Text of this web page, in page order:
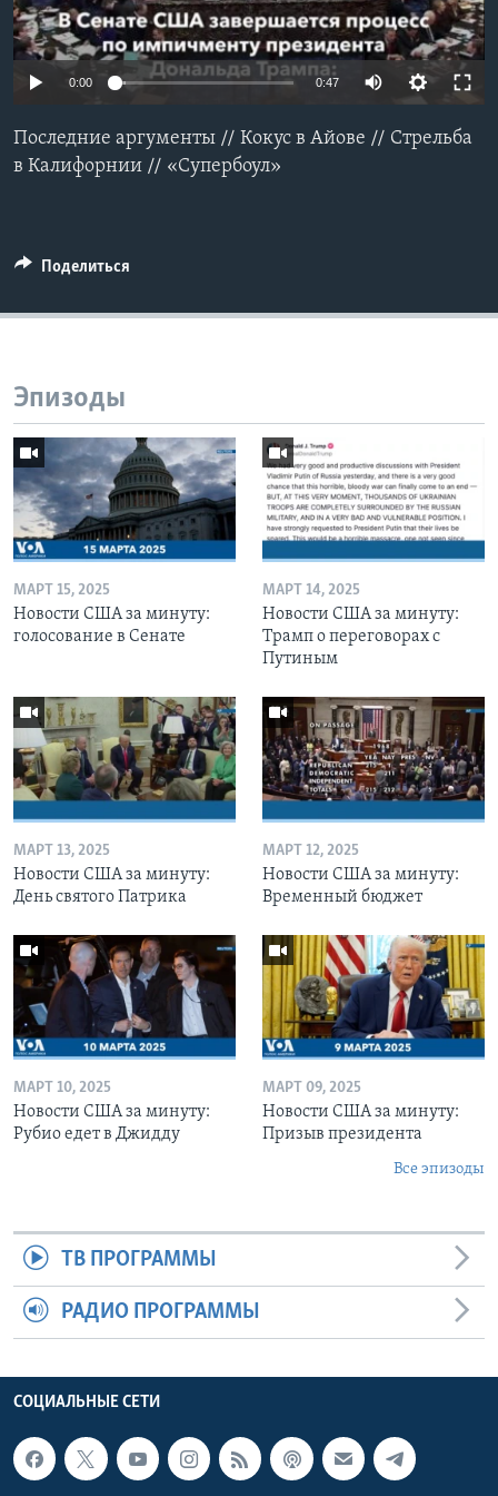
Learning English
0:00 0:47
Последние аргументы // Кокус в Айове // Стрельба
в Калифорнии // «Супербоул»
Поделиться
Эпизоды
МАРТ 15, 2025
Новости США за минуту:
голосование в Сенате
МАРТ 14, 2025
Новости США за минуту:
Трамп о переговорах с
Путиным
МАРТ 13, 2025
Новости США за минуту:
День святого Патрика
МАРТ 12, 2025
Новости США за минуту:
Временный бюджет
МАРТ 10, 2025
Новости США за минуту:
Рубио едет в Джидду
МАРТ 09, 2025
Новости США за минуту:
Призыв президента
Все эпизоды
ТВ ПРОГРАММЫ
РАДИО ПРОГРАММЫ
СОЦИАЛЬНЫЕ СЕТИ